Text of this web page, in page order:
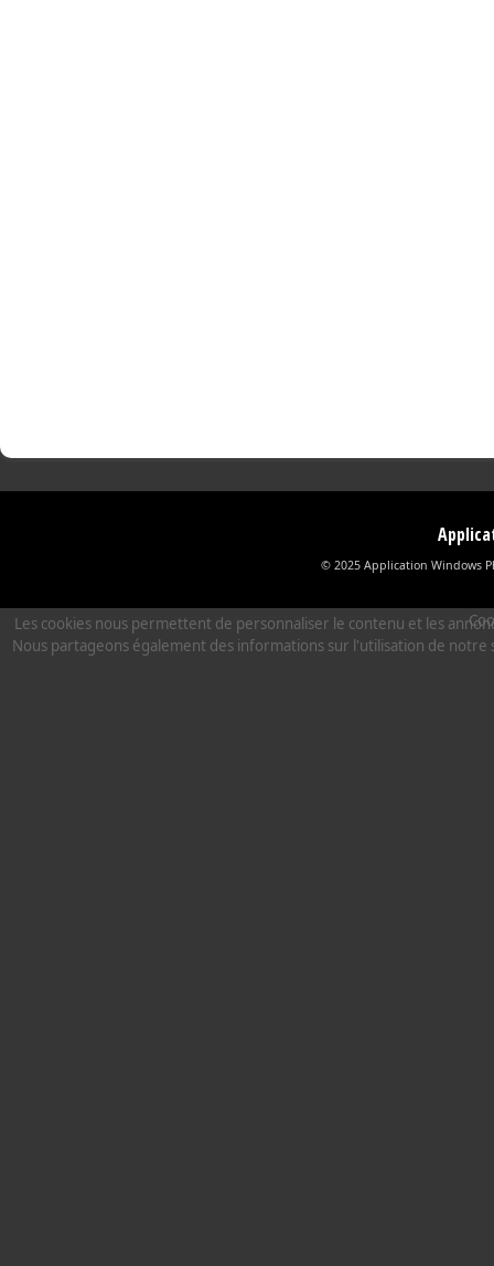
© 2025 Application Windows
Les cookies nous permettent de personnaliser le contenu et les
Nous partageons également des informations sur l'utilisation de